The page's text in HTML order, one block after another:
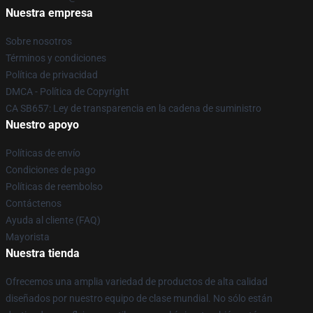
Nuestra empresa
Sobre nosotros
Términos y condiciones
Política de privacidad
DMCA - Política de Copyright
CA SB657: Ley de transparencia en la cadena de suministro
Nuestro apoyo
Políticas de envío
Condiciones de pago
Políticas de reembolso
Contáctenos
Ayuda al cliente (FAQ)
Mayorista
Nuestra tienda
Ofrecemos una amplia variedad de productos de alta calidad
diseñados por nuestro equipo de clase mundial. No sólo están